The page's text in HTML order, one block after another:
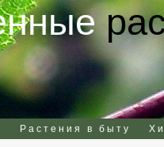
Растения в быту